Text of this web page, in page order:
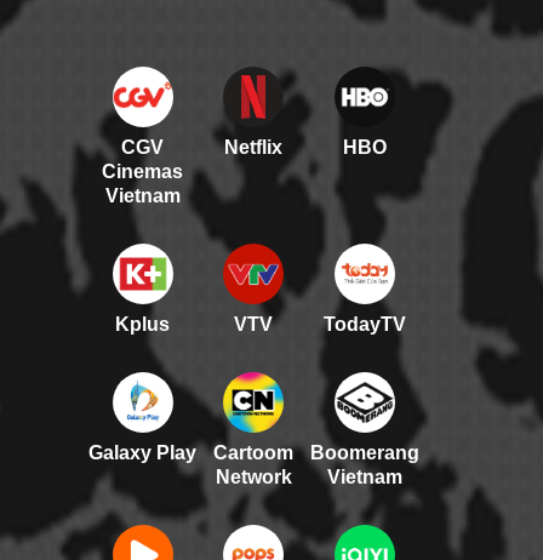
CGV
Cinemas
Vietnam
Netflix HBO
Kplus VTV TodayTV
Galaxy Play
Cartoom
Network
Boomerang
Vietnam